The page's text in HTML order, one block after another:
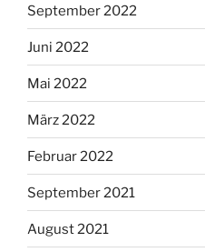
September 2022
Juni 2022
Mai 2022
März 2022
Februar 2022
September 2021
August 2021